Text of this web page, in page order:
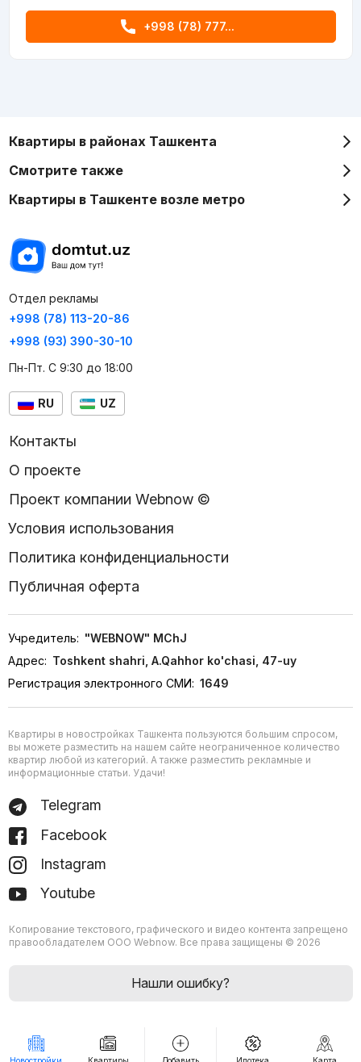
+998 (78) 777...
Квартиры в районах Ташкента
Смотрите также
Квартиры в Ташкенте возле метро
Отдел рекламы
+998 (78) 113-20-86
+998 (93) 390-30-10
Пн-Пт. С 9:30 до 18:00
RU UZ
Контакты
О проекте
Проект компании Webnow ©
Условия использования
Политика конфиденциальности
Публичная оферта
Учредитель: "WEBNOW" MChJ
Адрес: Toshkent shahri, A.Qahhor ko'chasi, 47-uy
Регистрация электронного СМИ: 1649
Квартиры в новостройках Ташкента пользуются большим спросом,
вы можете разместить на нашем сайте неограниченное количество
квартир любой из категорий. А также разместить рекламные и
информационные статьи. Удачи!
Telegram
Facebook
Instagram
Youtube
Копирование текстового, графического и видео контента запрещено
правообладателем ООО Webnow. Все права защищены © 2026
Нашли ошибку?